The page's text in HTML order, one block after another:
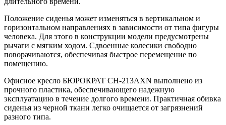
Положение сиденья может изменяться в вертикальном и
горизонтальном направлениях в зависимости от типа фигуры
человека. Для этого в конструкции модели предусмотрены
рычаги с мягким ходом. Сдвоенные колесики свободно
поворачиваются, обеспечивая быстрое перемещение по
помещению.
Офисное кресло БЮРОКРАТ CH-213AXN выполнено из
прочного пластика, обеспечивающего надежную
эксплуатацию в течение долгого времени. Практичная обивка
сиденья из черной ткани легко очищается от загрязнений
разного типа.